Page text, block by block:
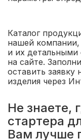
Каталог
нашей компании,
и их детальными
на сайте.
оставить заявку
изделия через
Не знаете,
стартера
Вам лучше